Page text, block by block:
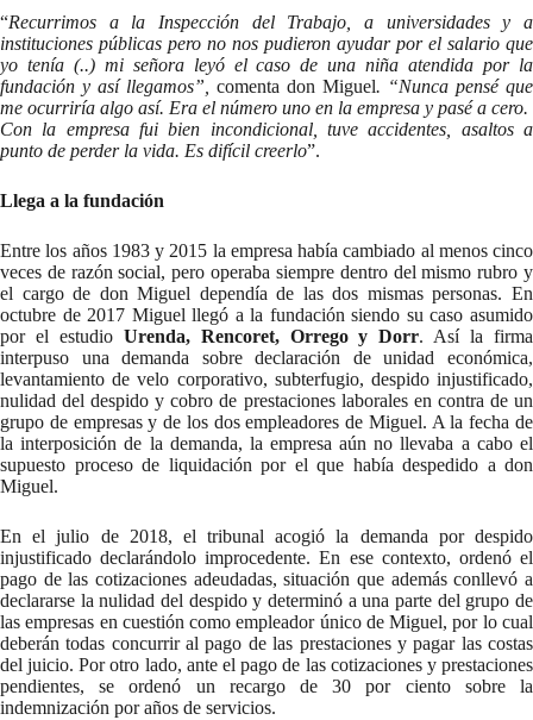
“Recurrimos a la Inspección del Trabajo, a universidades y a
instituciones públicas pero no nos pudieron ayudar por el salario que
yo tenía (..) mi señora leyó el caso de una niña atendida por la
fundación y así llegamos”, comenta don Miguel. “Nunca pensé que
me ocurriría algo así. Era el número uno en la empresa y pasé a cero.
Con la empresa fui bien incondicional, tuve accidentes, asaltos a
punto de perder la vida. Es difícil creerlo”.
Llega a la fundación
Entre los años 1983 y 2015 la empresa había cambiado al menos cinco
veces de razón social, pero operaba siempre dentro del mismo rubro y
el cargo de don Miguel dependía de las dos mismas personas. En
octubre de 2017 Miguel llegó a la fundación siendo su caso asumido
por el estudio Urenda, Rencoret, Orrego y Dorr. Así la firma
interpuso una demanda sobre declaración de unidad económica,
levantamiento de velo corporativo, subterfugio, despido injustificado,
nulidad del despido y cobro de prestaciones laborales en contra de un
grupo de empresas y de los dos empleadores de Miguel. A la fecha de
la interposición de la demanda, la empresa aún no llevaba a cabo el
supuesto proceso de liquidación por el que había despedido a don
Miguel.
En el julio de 2018, el tribunal acogió la demanda por despido
injustificado declarándolo improcedente. En ese contexto, ordenó el
pago de las cotizaciones adeudadas, situación que además conllevó a
declararse la nulidad del despido y determinó a una parte del grupo de
las empresas en cuestión como empleador único de Miguel, por lo cual
deberán todas concurrir al pago de las prestaciones y pagar las costas
del juicio. Por otro lado, ante el pago de las cotizaciones y prestaciones
pendientes, se ordenó un recargo de 30 por ciento sobre la
indemnización por años de servicios.